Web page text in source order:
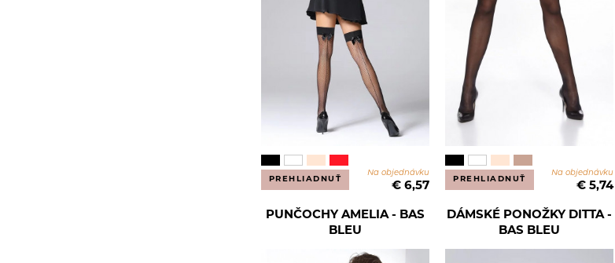
PREHLIADNUŤ
Na objednávku
€ 6,57
PREHLIADNUŤ
Na objednávku
€ 5,74
PUNČOCHY AMELIA - BAS
BLEU
DÁMSKÉ PONOŽKY DITTA -
BAS BLEU